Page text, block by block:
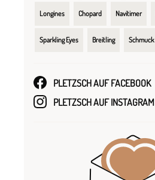
Longines Chopard Navitimer
Sparkling Eyes Breitling Schmuck
PLETZSCH AUF FACEBOOK
PLETZSCH AUF INSTAGRAM